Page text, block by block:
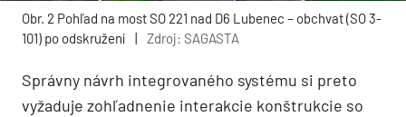
Obr. 2 Pohľad na most SO 221 nad D6 Lubenec – obchvat (SO 3-
101) po odskružení
| Zdroj: SAGASTA
Správny návrh integrovaného systému si preto
vyžaduje zohľadnenie interakcie konštrukcie so